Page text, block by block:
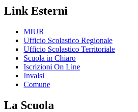
Link Esterni
MIUR
Ufficio Scolastico Regionale
Ufficio Scolastico Territoriale
Scuola in Chiaro
Iscrizioni On Line
Invalsi
Comune
La Scuola